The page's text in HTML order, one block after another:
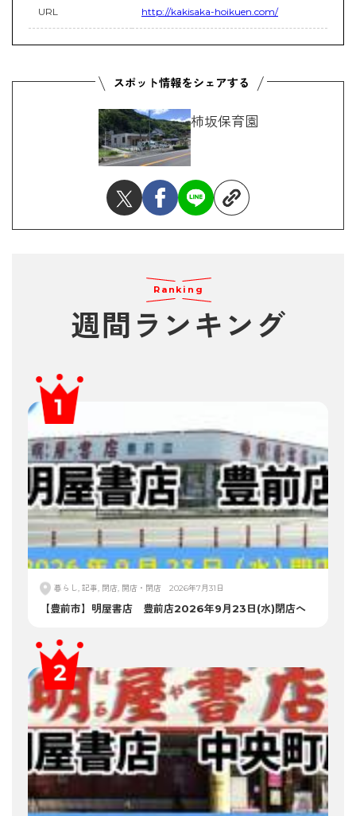
URL http://kakisaka-hoikuen.com/
柿坂保育園
Ranking
週間ランキング
暮らし, 記事, 閉店, 開店・閉店 2026年7月31日
【豊前市】明屋書店 豊前店2026年9月23日(水)閉店へ